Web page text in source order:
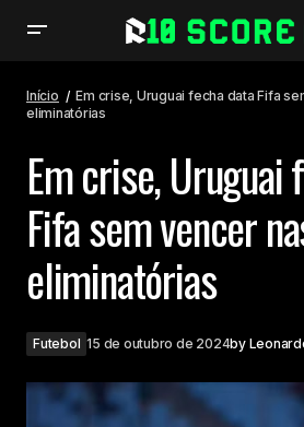
Início
Em crise, Uruguai fecha data Fifa
eliminatórias
Em crise, Uruguai
Fifa sem vencer
eliminatórias
Futebol 15 de outubro de 2024by